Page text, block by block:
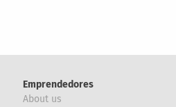
Emprendedores
About us